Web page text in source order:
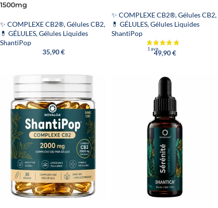
1500mg
✨ COMPLEXE CB2®,Gélules CB2,
💊 GÉLULES,Gélules Liquides
ShantiPop
35,90€
✨ COMPLEXE CB2®,Gélules CB2,
💊 GÉLULES,Gélules Liquides
ShantiPop
49,90€